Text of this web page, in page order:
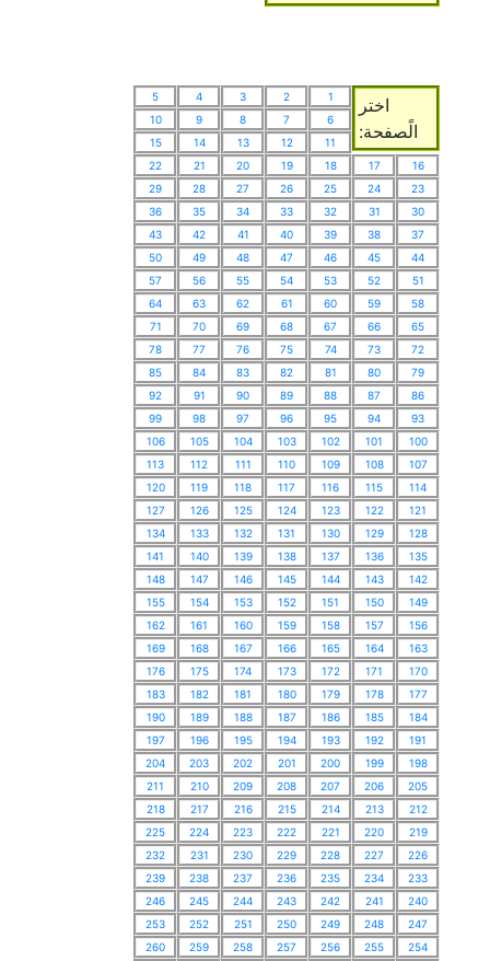
اختر
الًصفحة:
1
2
3
4
5
6
7
8
9
10
11
12
13
14
15
16
17
18
19
20
21
22
23
24
25
26
27
28
29
30
31
32
33
34
35
36
37
38
39
40
41
42
43
44
45
46
47
48
49
50
51
52
53
54
55
56
57
58
59
60
61
62
63
64
65
66
67
68
69
70
71
72
73
74
75
76
77
78
79
80
81
82
83
84
85
86
87
88
89
90
91
92
93
94
95
96
97
98
99
100
101
102
103
104
105
106
107
108
109
110
111
112
113
114
115
116
117
118
119
120
121
122
123
124
125
126
127
128
129
130
131
132
133
134
135
136
137
138
139
140
141
142
143
144
145
146
147
148
149
150
151
152
153
154
155
156
157
158
159
160
161
162
163
164
165
166
167
168
169
170
171
172
173
174
175
176
177
178
179
180
181
182
183
184
185
186
187
188
189
190
191
192
193
194
195
196
197
198
199
200
201
202
203
204
205
206
207
208
209
210
211
212
213
214
215
216
217
218
219
220
221
222
223
224
225
226
227
228
229
230
231
232
233
234
235
236
237
238
239
240
241
242
243
244
245
246
247
248
249
250
251
252
253
254
255
256
257
258
259
260